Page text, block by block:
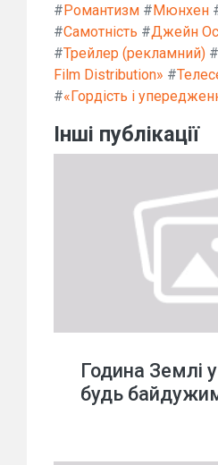
#Романтизм #Мюнхен
#Самотність #Джейн
#Трейлер (рекламний) #
Film Distribution» #
#«Гордість і
Інші публікації
Година Землі
будь